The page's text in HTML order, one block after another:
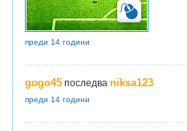
преди 14 години
gogo45 последва niksa123
преди 14 години